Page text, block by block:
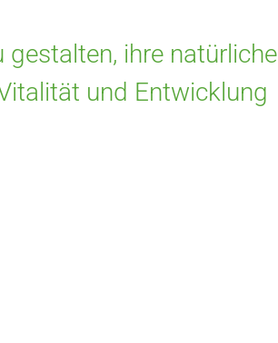
ihre natürliche
und Entwicklung